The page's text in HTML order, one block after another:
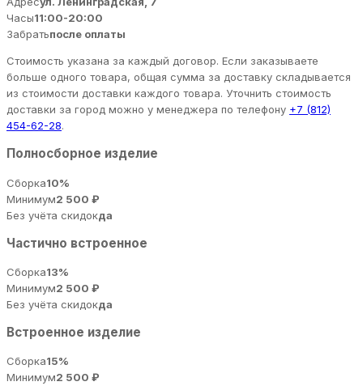
Часы11:00-20:00
Забратьпосле оплаты
Стоимость указана за каждый договор. Если заказываете
больше одного товара, общая сумма за доставку складывается
из стоимости доставки каждого товара. Уточнить стоимость
доставки за город можно у менеджера по телефону +7 (812)
454-62-28.
Полносборное изделие
Сборка10%
Минимум2 500 ₽
Без учёта скидокда
Частично встроенное
Сборка13%
Минимум2 500 ₽
Без учёта скидокда
Встроенное изделие
Сборка15%
Минимум2 500 ₽